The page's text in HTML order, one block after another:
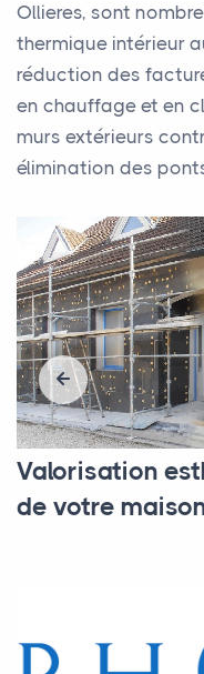
Ollieres, sont
thermique intérieur
réduction des
en chauffage et en
murs extérieurs
élimination des
Valorisation
de votre